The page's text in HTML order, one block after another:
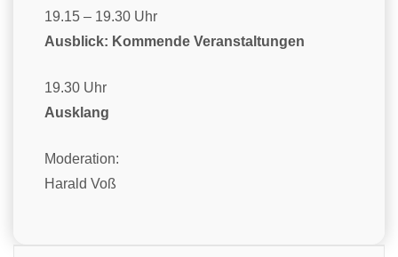
19.15 – 19.30 Uhr
Ausblick: Kommende Veranstaltungen
19.30 Uhr
Ausklang
Moderation:
Harald Voß